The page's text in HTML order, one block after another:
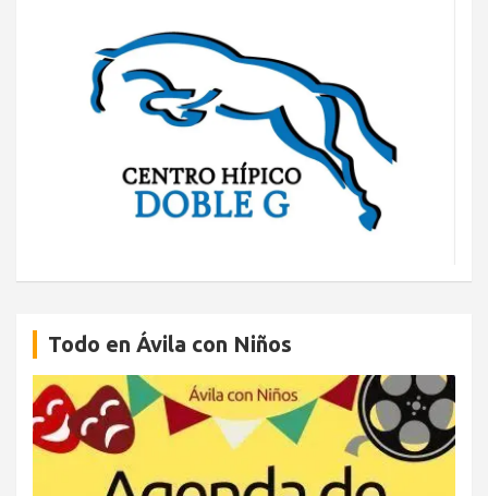
Todo en Ávila con Niños